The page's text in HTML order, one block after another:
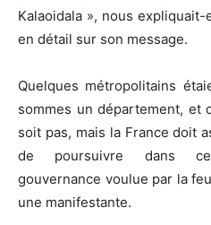
Kalaoidala », nous
en détail sur son message.
Quelques métropolitains
sommes un département, et
soit pas, mais la France doit
de poursuivre dans
gouvernance voulue par la
une manifestante.